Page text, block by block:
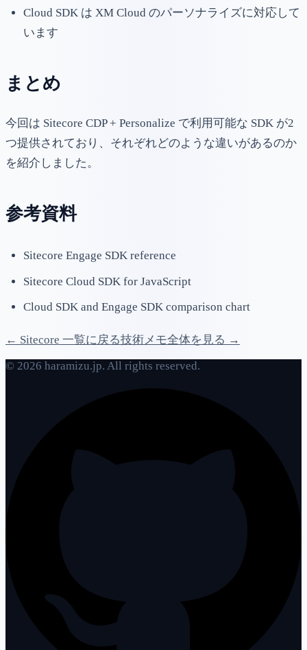
Cloud SDK は XM Cloud のパーソナライズに対応して
います
まとめ
今回は Sitecore CDP + Personalize で利用可能な SDK が2
つ提供されており、それぞれどのような違いがあるのか
を紹介しました。
参考資料
Sitecore Engage SDK reference
Sitecore Cloud SDK for JavaScript
Cloud SDK and Engage SDK comparison chart
← Sitecore 一覧に戻る技術メモ全体を見る →
© 2026 haramizu.jp. All rights reserved.